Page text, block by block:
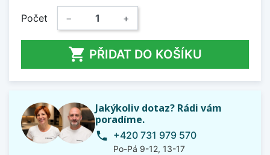
Počet − +
 PŘIDAT DO KOŠÍKU
Jakýkoliv dotaz? Rádi vám
poradíme.
phone +420 731 979 570
Po-Pá 9-12, 13-17